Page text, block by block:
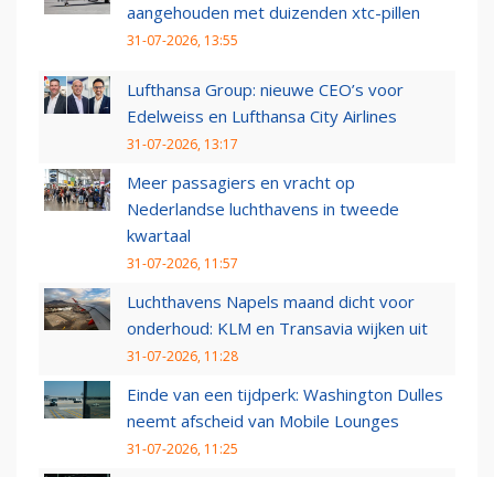
aangehouden met duizenden xtc-pillen
31-07-2026, 13:55
Lufthansa Group: nieuwe CEO’s voor
Edelweiss en Lufthansa City Airlines
31-07-2026, 13:17
Meer passagiers en vracht op
Nederlandse luchthavens in tweede
kwartaal
31-07-2026, 11:57
Luchthavens Napels maand dicht voor
onderhoud: KLM en Transavia wijken uit
31-07-2026, 11:28
Einde van een tijdperk: Washington Dulles
neemt afscheid van Mobile Lounges
31-07-2026, 11:25